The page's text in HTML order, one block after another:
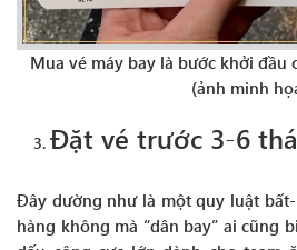
Mua vé máy bay là bước khởi đầu
(ảnh minh
Đặt vé trước 3-6
Đây dường như là một quy luật
hàng không mà “dân bay” ai cũng